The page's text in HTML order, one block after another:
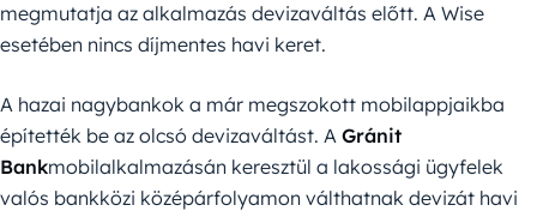
megmutatja az alkalmazás devizaváltás előtt. A Wise
esetében nincs díjmentes havi keret.
A hazai nagybankok a már megszokott mobilappjaikba
építették be az olcsó devizaváltást. A Gránit
Bankmobilalkalmazásán keresztül a lakossági ügyfelek
valós bankközi középárfolyamon válthatnak devizát havi